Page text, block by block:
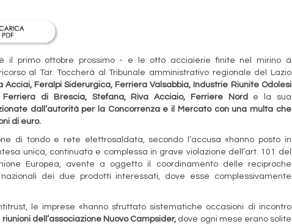
il primo ottobre prossimo - e le otto acciaierie finite nel mirino à
al Tar. Toccherà al Tribunale amministrativo regionale del Lazio
Acciai, Feralpi Siderurgica, Ferriera Valsabbia, Industrie Riunite Odolesi
Ferriera di Brescia, Stefana, Riva Acciaio, Ferriere Nord
e la sua
dall’autorità per la Concorrenza e il Mercato con una multa che
di euro.
di tondo e rete elettrosaldata, secondo l’accusa «hanno posto in
unica, continuata e complessa in grave violazione dell’art. 101 del
Europea, avente a oggetto il coordinamento delle reciproche
dei due prodotti interessati, dove esse complessivamente
le imprese «hanno sfruttato sistematiche occasioni di incontro
riunioni dell’associazione Nuovo Campsider, dove ogni mese erano solite